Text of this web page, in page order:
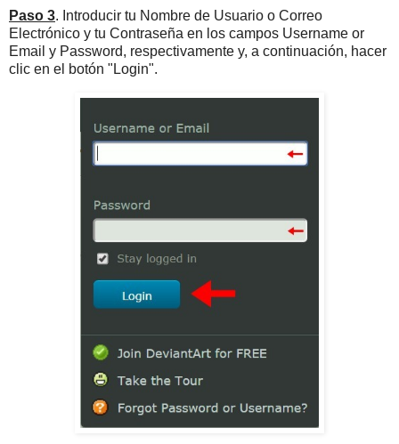
Paso 3. Introducir tu Nombre de Usuario o Correo
Electrónico y tu Contraseña en los campos Username or
Email y Password, respectivamente y, a continuación, hacer
clic en el botón "Login".